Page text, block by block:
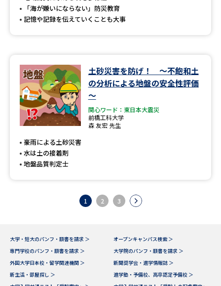
「海が嫌いにならない」防災教育
記憶や記録を伝えていくことも大事
土砂災害を防げ！ ～不飽和土
の分析による地盤の安全性評価
～
関心ワード：東日本大震災
前橋工科大学
森 友宏 先生
豪雨による土砂災害
水は土の接着剤
地盤品質判定士
1 2 3
大学・短大のパンフ・願書を請求 ＞
オープンキャンパス検索 ＞
専門学校のパンフ・願書を請求 ＞
大学院のパンフ・願書を請求 ＞
外国大学日本校・留学関連機関 ＞
新聞奨学会・進学情報誌 ＞
新生活・部屋探し ＞
進学塾・予備校、高卒認定予備校 ＞